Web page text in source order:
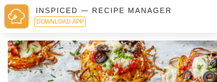
INSPICED — RECIPE MANAGER
DOWNLOAD APP